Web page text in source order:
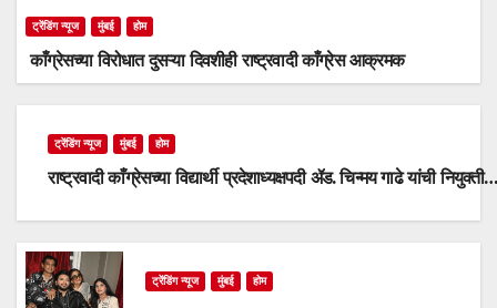
ट्रेंडिंग न्यूज मुंबई होम
काँग्रेसच्या विरोधात दुसऱ्या दिवशीही राष्ट्रवादी काँग्रेस आक्रमक
ट्रेंडिंग न्यूज मुंबई होम
राष्ट्रवादी काँग्रेसच्या विद्यार्थी प्रदेशाध्यक्षपदी ॲड. चिन्मय गाढे यांची नियुक्ती…
ट्रेंडिंग न्यूज मुंबई होम